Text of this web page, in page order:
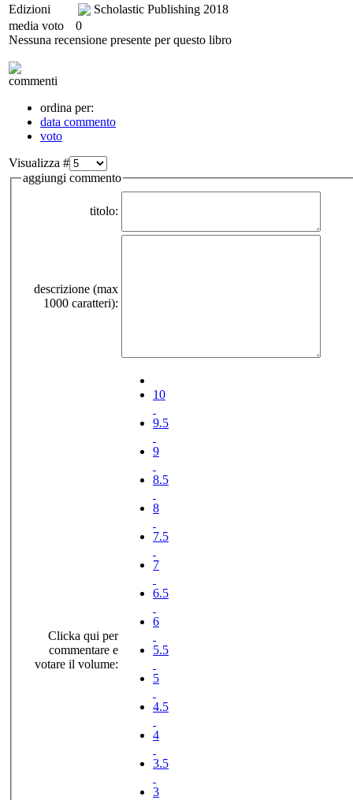
Edizioni
Scholastic Publishing 2018
media voto
0
Nessuna recensione presente per questo libro
commenti
ordina per:
data commento
voto
Visualizza #
aggiungi commento
titolo:
descrizione (max
1000 caratteri):
Clicka qui per
commentare e
votare il volume:
10
9.5
9
8.5
8
7.5
7
6.5
6
5.5
5
4.5
4
3.5
3